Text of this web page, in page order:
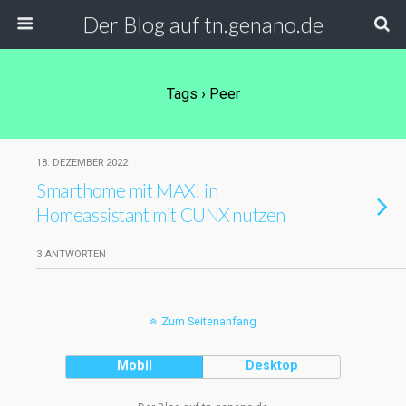
Der Blog auf tn.genano.de
Tags › Peer
18. DEZEMBER 2022
Smarthome mit MAX! in
Homeassistant mit CUNX nutzen
3 ANTWORTEN
Zum Seitenanfang
Mobil Desktop